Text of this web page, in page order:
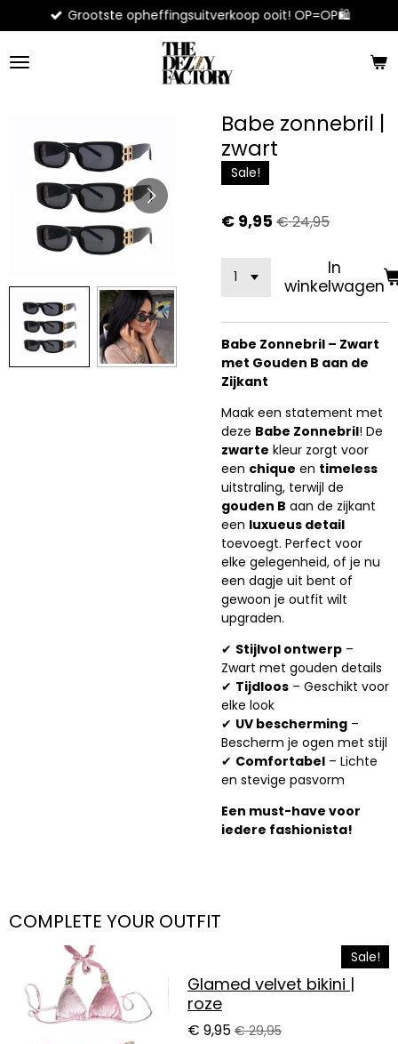
direct
naar
de
Grootste opheffingsuitverkoop ooit! OP=OP🛍️
Babe zonnebril |
zwart
Sale!
€ 9,95 € 24,95
In
winkelwagen
Babe Zonnebril – Zwart
met Gouden B aan de
Zijkant
Maak een statement met
deze Babe Zonnebril! De
zwarte kleur zorgt voor
een chique en timeless
uitstraling, terwijl de
gouden B aan de zijkant
een luxueus detail
toevoegt. Perfect voor
elke gelegenheid, of je nu
een dagje uit bent of
gewoon je outfit wilt
upgraden.
✔ Stijlvol ontwerp –
Zwart met gouden details
✔ Tijdloos – Geschikt voor
elke look
✔ UV bescherming –
Bescherm je ogen met stijl
✔ Comfortabel – Lichte
en stevige pasvorm
Een must-have voor
iedere fashionista!
COMPLETE YOUR OUTFIT
Sale!
Glamed velvet bikini |
roze
€ 9,95 € 29,95